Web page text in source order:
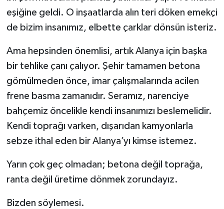
eşiğine geldi. O inşaatlarda alın teri döken emekçi
de bizim insanımız, elbette çarklar dönsün isteriz.
​Ama hepsinden önemlisi, artık Alanya için başka
bir tehlike çanı çalıyor. Şehir tamamen betona
gömülmeden önce, imar çalışmalarında acilen
frene basma zamanıdır. Seramız, narenciye
bahçemiz öncelikle kendi insanımızı beslemelidir.
Kendi toprağı varken, dışarıdan kamyonlarla
sebze ithal eden bir Alanya’yı kimse istemez.
​Yarın çok geç olmadan; betona değil toprağa,
ranta değil üretime dönmek zorundayız.
​Bizden söylemesi.